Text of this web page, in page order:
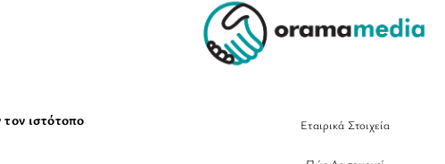
ιστότοπο Εταιρικά Στοιχεία